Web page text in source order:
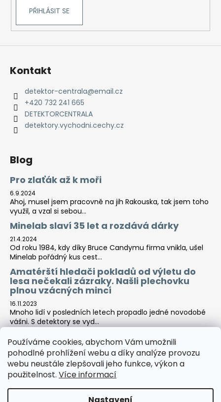
Používáme cookies, abychom Vám umožnili
pohodlné prohlížení webu a díky analýze provozu
webu neustále zlepšovali jeho funkce, výkon a
použitelnost. Více informací
u
PŘIHLÁSIT SE
Kontakt
detektor-centrala@email.cz
+420 732 241 665
DETEKTORCENTRALA
detektory.vychodni.cechy.cz
Blog
Pro zlaťák až k moři
6.9.2024
Ahoj, musel jsem pracovně na jih Rakouska, tak jsem toho
využil, a vzal si sebou...
Minelab slaví 35 let a rozdává dárky
21.4.2024
Od roku 1984, kdy díky Bruce Candymu firma vnikla, ušel
Minelab pořádný kus cest...
Amatérští hledači pokladů od výletu do
lesa nečekali zázraky. Našli plechovku
plnou vzácných mincí
16.11.2023
Mnoho lidí v posledních letech propadlo jedné novodobé
vášni. S detektory se vyd...
Tara-print